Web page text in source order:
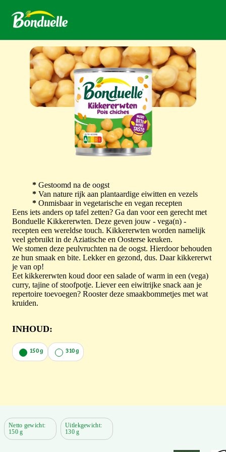
* Gestoomd na de oogst
* Van nature rijk aan plantaardige eiwitten en vezels
* Onmisbaar in vegetarische en vegan recepten
Eens iets anders op tafel zetten? Ga dan voor een gerecht met
Bonduelle Kikkererwten. Deze geven jouw - vega(n) -
recepten een wereldse touch. Kikkererwten worden namelijk
veel gebruikt in de Aziatische en Oosterse keuken.
We stomen deze peulvruchten na de oogst. Hierdoor behouden
ze hun smaak en bite. Lekker en gezond, dus. Daar kikkererwt
je van op!
Eet kikkererwten koud door een salade of warm in een (vega)
curry, tajine of stoofpotje. Liever een eiwitrijke snack aan je
repertoire toevoegen? Rooster deze smaakbommetjes met wat
kruiden.
INHOUD:
150 g 310 g
Netto gewicht:
150 g
Uitlekgewicht:
130 g